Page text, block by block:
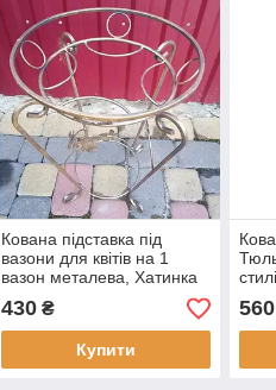
Кована підставка під
вазони для квітів на 1
вазон металева, Хатинка
47х32 см
430₴
Купити
560